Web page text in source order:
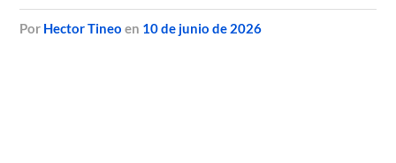
por Hector Tineo en 10 de junio de 2026